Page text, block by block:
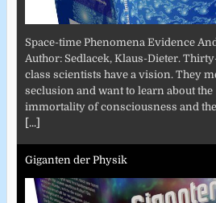
Space-time Phenomena Evidence
Author: Sedlacek, Klaus-Dieter.
class scientists have a vision. They
seclusion and want to learn about the
immortality of consciousness and
[...]
Giganten der Physik